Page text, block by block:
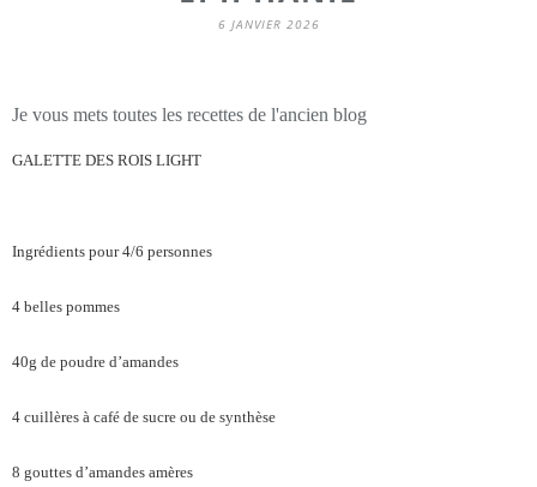
6 JANVIER 2026
Je vous mets toutes les recettes de l'ancien blog
GALETTE DES ROIS LIGHT
Ingrédients pour 4/6 personnes
4 belles pommes
40g de poudre d’amandes
4 cuillères à café de sucre ou de synthèse
8 gouttes d’amandes amères